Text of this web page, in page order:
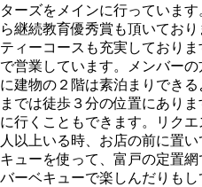
ターズをメインに行っていま
ら継続教育優秀賞も頂いてお
ティーコースも充実しており
で営業しています。メンバー
に建物の２階は素泊まりでき
までは徒歩３分の位置にあり
に行くこともできます。リク
人以上いる時、お店の前に置
キューを使って、富戸の定置
バーベキューで楽しんだりも